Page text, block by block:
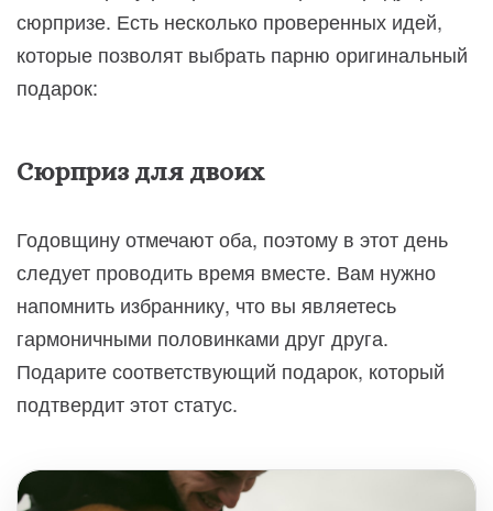
сюрпризе. Есть несколько проверенных идей,
которые позволят выбрать парню оригинальный
подарок:
Сюрприз для двоих
Годовщину отмечают оба, поэтому в этот день
следует проводить время вместе. Вам нужно
напомнить избраннику, что вы являетесь
гармоничными половинками друг друга.
Подарите соответствующий подарок, который
подтвердит этот статус.